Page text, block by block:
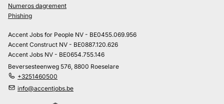
Numeros dagrement
Phishing
Accent Jobs for People NV - BE0455.069.956
Accent Construct NV - BE0887.120.626
Accent Jobs NV - BE0654.755.146
Beversesteenweg 576, 8800 Roeselare
+3251460500
info@accentjobs.be